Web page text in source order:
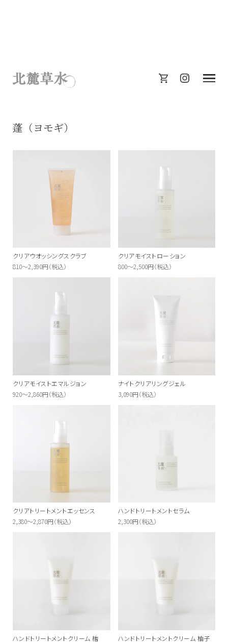
蓬（ヨモギ）
クリアウオッシングスクラブ
810～2,390円（税込）
クリアモイストローション
800～2,500円（税込）
クリアモイストエマルジョン
920～2,860円（税込）
ナイトクリアリングジェル
3,090円（税込）
クリアトリートメントエッセンス
2,380～2,870円（税込）
ハンドトリートメントセラム
2,300円（税込）
ハンドトリートメントクリーム 檜
ハンドトリートメントクリーム 柚子